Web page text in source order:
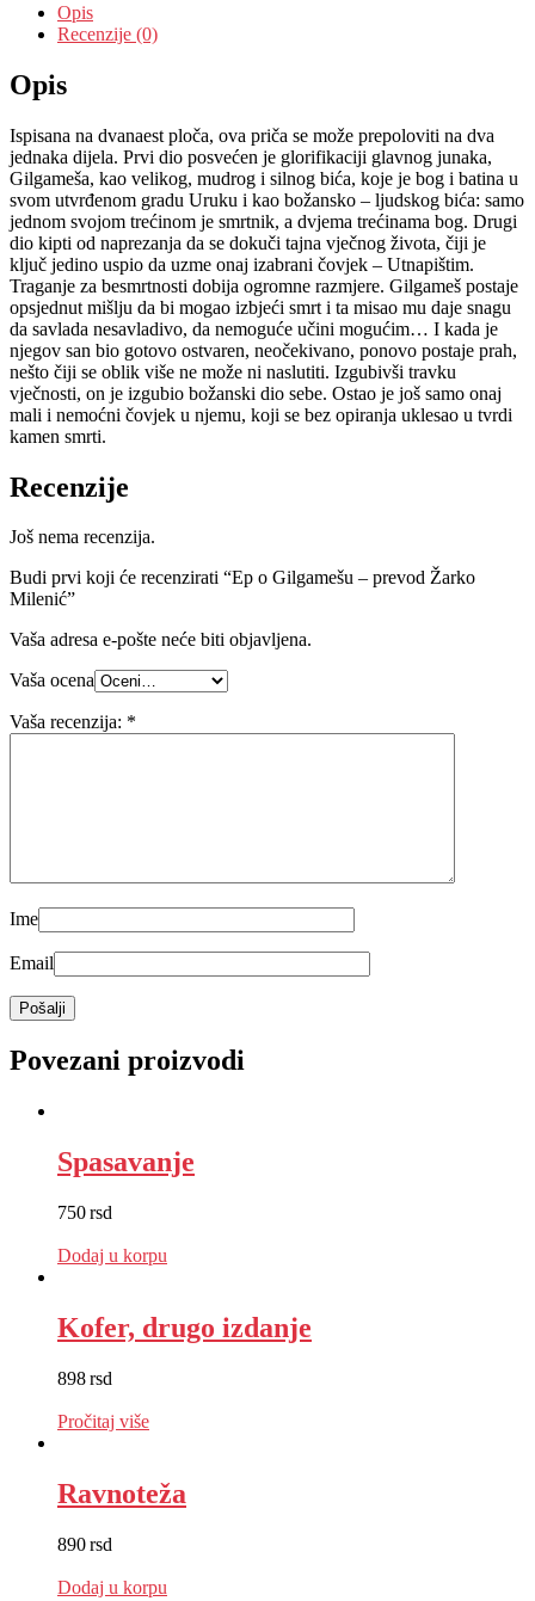
Opis
Recenzije (0)
Opis
Ispisana na dvanaest ploča, ova priča se može prepoloviti na dva
jednaka dijela. Prvi dio posvećen je glorifikaciji glavnog junaka,
Gilgameša, kao velikog, mudrog i silnog bića, koje je bog i batina u
svom utvrđenom gradu Uruku i kao božansko – ljudskog bića: samo
jednom svojom trećinom je smrtnik, a dvjema trećinama bog. Drugi
dio kipti od naprezanja da se dokuči tajna vječnog života, čiji je
ključ jedino uspio da uzme onaj izabrani čovjek – Utnapištim.
Traganje za besmrtnosti dobija ogromne razmjere. Gilgameš postaje
opsjednut mišlju da bi mogao izbjeći smrt i ta misao mu daje snagu
da savlada nesavladivo, da nemoguće učini mogućim… I kada je
njegov san bio gotovo ostvaren, neočekivano, ponovo postaje prah,
nešto čiji se oblik više ne može ni naslutiti. Izgubivši travku
vječnosti, on je izgubio božanski dio sebe. Ostao je još samo onaj
mali i nemoćni čovjek u njemu, koji se bez opiranja uklesao u tvrdi
kamen smrti.
Recenzije
Još nema recenzija.
Budi prvi koji će recenzirati “Ep o Gilgamešu – prevod Žarko
Milenić”
Vaša adresa e-pošte neće biti objavljena.
Vaša ocena
Vaša recenzija: *
Ime
Email
Povezani proizvodi
Spasavanje
750rsd
Dodaj u korpu
Kofer, drugo izdanje
898rsd
Pročitaj više
Ravnoteža
890rsd
Dodaj u korpu